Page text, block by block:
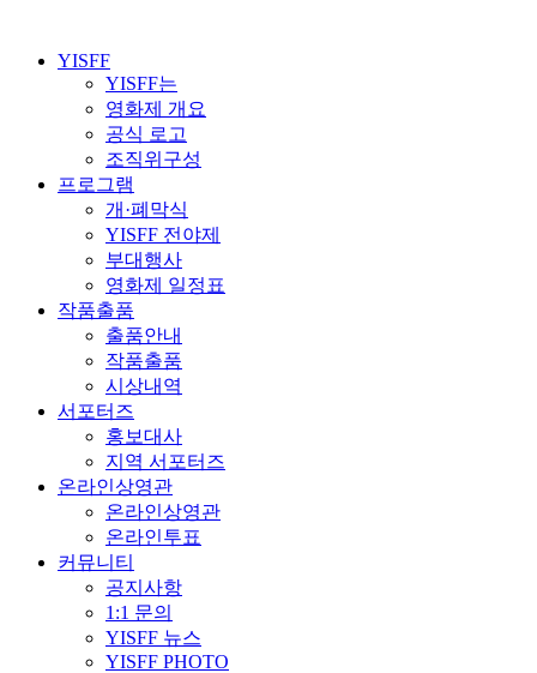
YISFF
YISFF는
영화제 개요
공식 로고
조직위구성
프로그램
개·폐막식
YISFF 전야제
부대행사
영화제 일정표
작품출품
출품안내
작품출품
시상내역
서포터즈
홍보대사
지역 서포터즈
온라인상영관
온라인상영관
온라인투표
커뮤니티
공지사항
1:1 문의
YISFF 뉴스
YISFF PHOTO